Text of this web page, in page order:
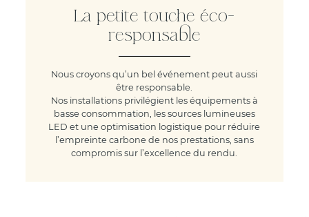
La petite touche éco-
responsable
Nous croyons qu’un bel événement peut aussi
être responsable.
Nos installations privilégient les équipements à
basse consommation, les sources lumineuses
LED et une optimisation logistique pour réduire
l’empreinte carbone de nos prestations, sans
compromis sur l’excellence du rendu.